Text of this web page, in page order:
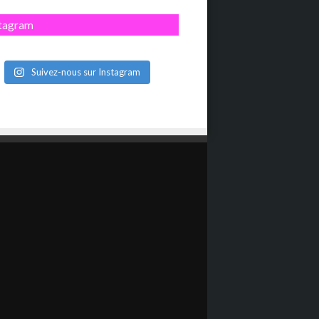
Suivez-nous sur Instagram